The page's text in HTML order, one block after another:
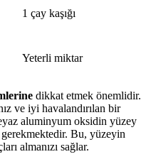
1 çay kaşığı
Yeterli miktar
dikkat etmek önemlidir.
ve iyi havalandırılan bir
aluminyum oksidin yüzey
Bu, yüzeyin
almanızı sağlar.